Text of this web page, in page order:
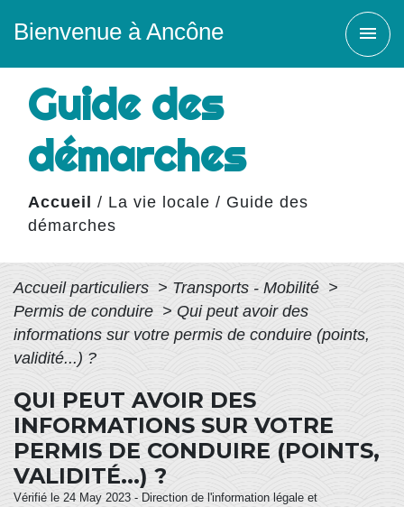
Bienvenue à Ancône menu
Guide des
démarches
Accueil / La vie locale / Guide des
démarches
Accueil particuliers > Transports - Mobilité >
Permis de conduire > Qui peut avoir des
informations sur votre permis de conduire (points,
validité...) ?
QUI PEUT AVOIR DES
INFORMATIONS SUR VOTRE
PERMIS DE CONDUIRE (POINTS,
VALIDITÉ...) ?
Vérifié le 24 May 2023 - Direction de l'information légale et